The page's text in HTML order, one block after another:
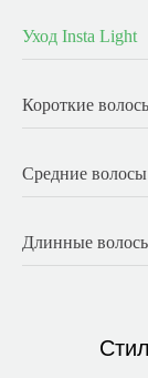
Уход Insta Light
Короткие
Средние волосы
Длинные